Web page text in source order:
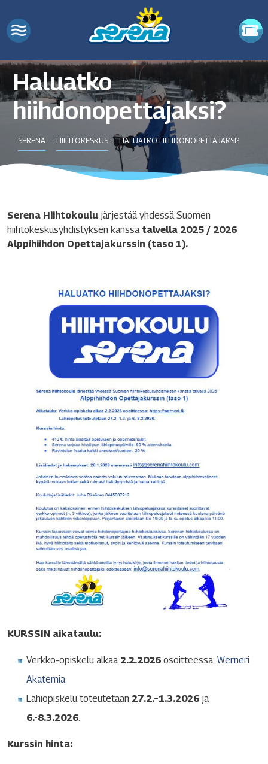
Haluatko
hiihdonopettajaksi?
SERENA HIIHTOKESKUS HALUATKO HIIHDONOPETTAJAKSI?
Serena Hiihtokoulu järjestää yhdessä Suomen
hiihtokeskusyhdistyksen kanssa talvella 2025 / 2026
Alppihiihdon Opettajakurssin (taso 1).
KURSSIN aikataulu:
Verkko-opiskelu alkaa 2.2.2026 osoitteessa: Werneri
Akatemia
Lähiopiskelu toteutetaan 27.2.–1.3.2026 ja
6.-8.3.2026.
Kurssin hinta: